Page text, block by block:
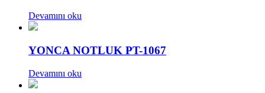
Devamını oku
YONCA NOTLUK PT-1067
Devamını oku